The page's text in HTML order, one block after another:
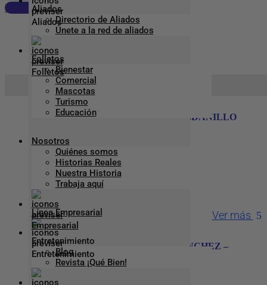
Aliados
Directorio de Aliados
Únete a la red de aliados
Folletos
Bienestar
Comercial
Mascotas
Turismo
Educación
Nosotros
Quiénes somos
Historias Reales
Nuestra Historia
Trabaja aquí
Línea Empresarial
Entretenimiento
Blog
Revista ¡Qué Bien!
Reestablecer preferencias
Roldanillo
Inicio >Roldanillo
DARIO GASCA MONROY – ROLDANILLO
Teléfono:2294623
Dirección:Cl 8 5 94
Ver más
ANA CAROLINA SANCHEZ SANCHEZ –
ROLDANILLO